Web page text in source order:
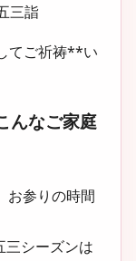
三詣
てご祈祷**い
んなご家庭
お参りの時間
三シーズンは